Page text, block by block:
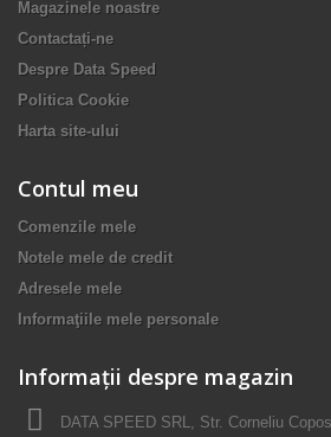
Magazinele noastre
Contactați-ne
Despre Data Speed
Politica Cookie
Harta site-ului
Contul meu
Comenzile mele
Notele mele de credit
Adresele mele
Informaţiile mele personale
Informații despre magazin
DATA SPEED SRL, Str. Corneliu